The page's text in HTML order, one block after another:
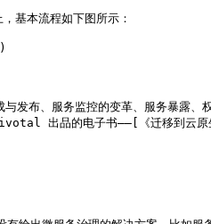
本流程如下图所示：
集成与发布、服务监控的变革、
由 Pivotal 出品的电子书——[《